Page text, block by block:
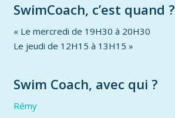
SwimCoach, c’est quand ?
« Le mercredi de 19H30 à 20H30
Le jeudi de 12H15 à 13H15 »
Swim Coach, avec qui ?
Rémy